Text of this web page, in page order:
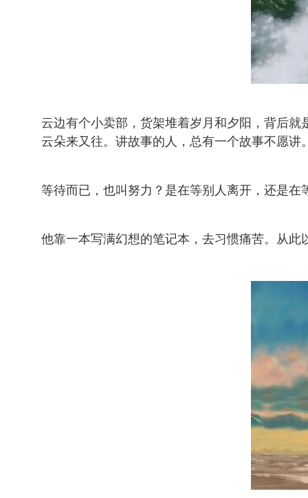
云边有个小卖部，货架堆着岁月和夕阳，背后
云朵来又往。讲故事的人，总有一个故事不愿讲
等待而已，也叫努力？是在等别人离开，还是
他靠一本写满幻想的笔记本，去习惯痛苦。从